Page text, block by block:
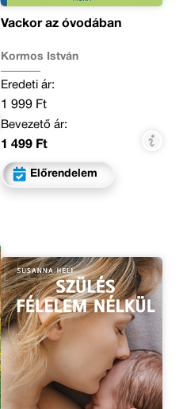
Vackor az óvodában
Kormos István
Eredeti ár:
1 999 Ft
Bevezető ár:
1 499 Ft
Előrendelem